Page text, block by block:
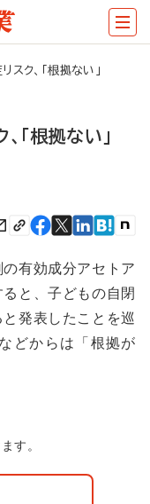
リスク、「根拠ない」
「根拠ない」
有効成分アセトア
と、子どもの自閉
発表したことを巡
どからは「根拠が
す。